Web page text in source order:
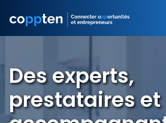
Des experts,
prestataires et